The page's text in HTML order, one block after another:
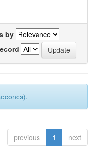
by
previous 1 next